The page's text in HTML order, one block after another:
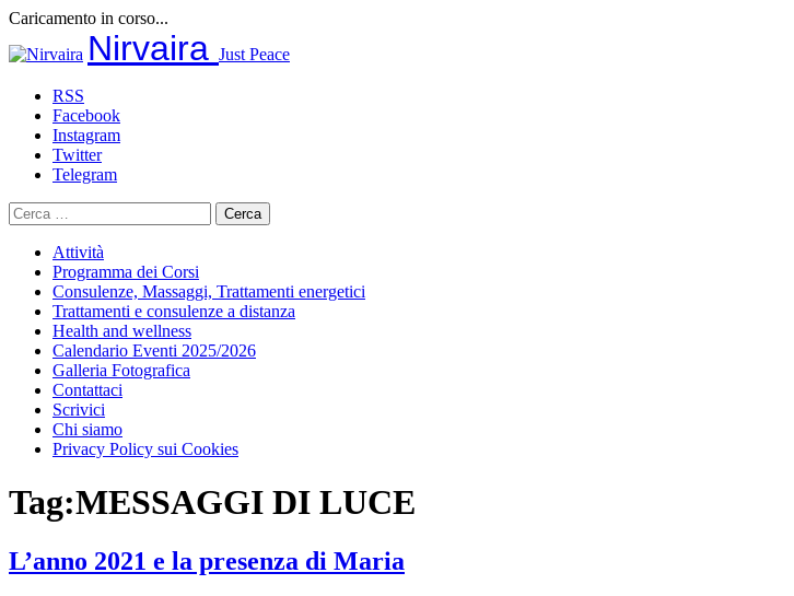
Caricamento in corso...
al
Nirvaira Just Peace
RSS
Facebook
Instagram
Twitter
Telegram
Ricerca
per:
Attività
Programma dei Corsi
Consulenze, Massaggi, Trattamenti energetici
Trattamenti e consulenze a distanza
Health and wellness
Calendario Eventi 2025/2026
Galleria Fotografica
Contattaci
Scrivici
Chi siamo
Privacy Policy sui Cookies
Tag:MESSAGGI DI LUCE
L’anno 2021 e la presenza di Maria